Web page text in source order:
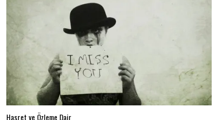
Hasret ve Özleme Dair